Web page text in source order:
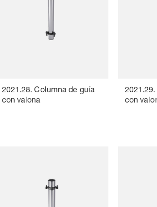
2021.28. Columna de guía
con valona
con